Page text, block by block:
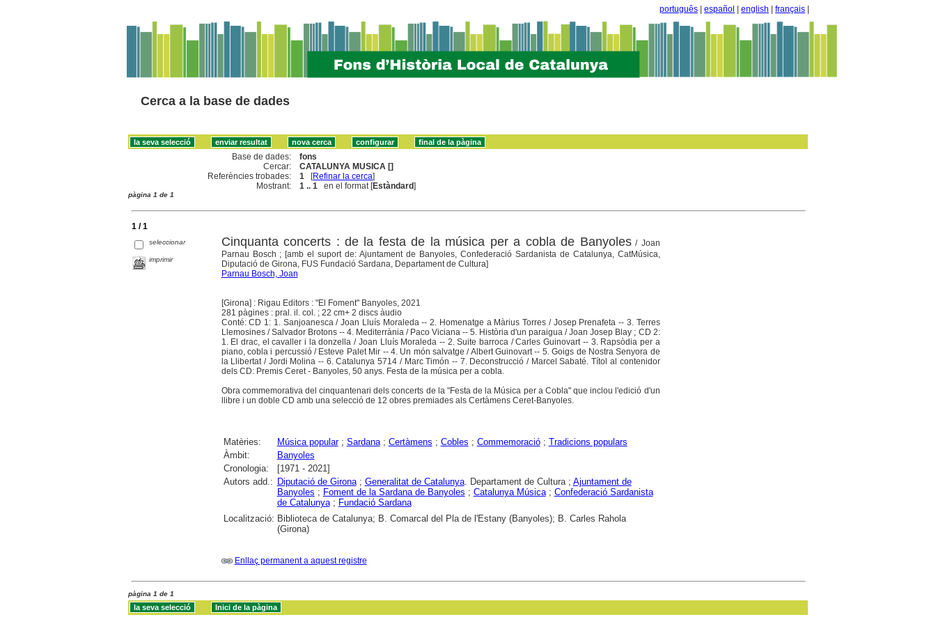
português español english français
Cerca a la base de dades
Base de dades:
fons
Cercar:
CATALUNYA MUSICA []
Referències trobades:
1 [Refinar la cerca]
Mostrant:
1 .. 1 en el format [Estàndard]
pàgina 1 de 1
1 / 1
seleccionar
imprimir
Cinquanta concerts : de la festa de la música per a cobla de Banyoles/ Joan
Parnau Bosch ; [amb el suport de: Ajuntament de Banyoles, Confederació Sardanista de Catalunya, CatMúsica,
Diputació de Girona, FUS Fundació Sardana, Departament de Cultura]
Parnau Bosch, Joan
[Girona] : Rigau Editors : "El Foment" Banyoles, 2021
281 pàgines : pral. il. col. ; 22 cm+ 2 discs àudio
Conté: CD 1: 1. Sanjoanesca / Joan Lluís Moraleda -- 2. Homenatge a Màrius Torres / Josep Prenafeta -- 3. Terres
Llemosines / Salvador Brotons -- 4. Mediterrània / Paco Viciana -- 5. Història d'un paraigua / Joan Josep Blay ; CD 2:
1. El drac, el cavaller i la donzella / Joan Lluís Moraleda -- 2. Suite barroca / Carles Guinovart -- 3. Rapsòdia per a
piano, cobla i percussió / Esteve Palet Mir -- 4. Un món salvatge / Albert Guinovart -- 5. Goigs de Nostra Senyora de
la Llibertat / Jordi Molina -- 6. Catalunya 5714 / Marc Timón -- 7. Deconstrucció / Marcel Sabaté. Títol al contenidor
dels CD: Premis Ceret - Banyoles, 50 anys. Festa de la música per a cobla.
Obra commemorativa del cinquantenari dels concerts de la "Festa de la Música per a Cobla" que inclou l'edició d'un
llibre i un doble CD amb una selecció de 12 obres premiades als Certàmens Ceret-Banyoles.
Matèries: Música popular; Sardana; Certàmens ; Cobles ; Commemoració; Tradicions populars
Àmbit:
Banyoles
Cronologia:
[1971 - 2021]
Autors add.: Diputació de Girona; Generalitat de Catalunya. Departament de Cultura ; Ajuntament de
Banyoles ; Foment de la Sardana de Banyoles ; Catalunya Música; Confederació Sardanista
de Catalunya; Fundació Sardana
Localització: Biblioteca de Catalunya; B. Comarcal del Pla de l'Estany (Banyoles); B. Carles Rahola
(Girona)
Enllaç permanent a aquest registre
pàgina 1 de 1